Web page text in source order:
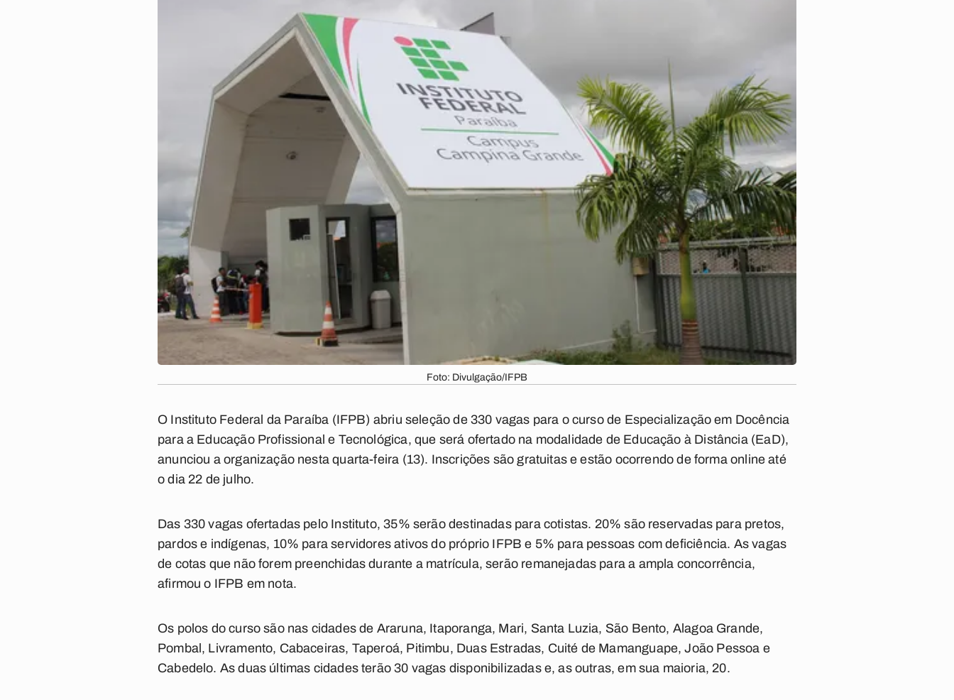
Foto: Divulgação/IFPB
O Instituto Federal da Paraíba (IFPB) abriu seleção de 330 vagas para o curso de Especialização em Docência
para a Educação Profissional e Tecnológica, que será ofertado na modalidade de Educação à Distância (EaD),
anunciou a organização nesta quarta-feira (13). Inscrições são gratuitas e estão ocorrendo de forma online até
o dia 22 de julho.
Das 330 vagas ofertadas pelo Instituto, 35% serão destinadas para cotistas. 20% são reservadas para pretos,
pardos e indígenas, 10% para servidores ativos do próprio IFPB e 5% para pessoas com deficiência. As vagas
de cotas que não forem preenchidas durante a matrícula, serão remanejadas para a ampla concorrência,
afirmou o IFPB em nota.
Os polos do curso são nas cidades de Araruna, Itaporanga, Mari, Santa Luzia, São Bento, Alagoa Grande,
Pombal, Livramento, Cabaceiras, Taperoá, Pitimbu, Duas Estradas, Cuité de Mamanguape, João Pessoa e
Cabedelo. As duas últimas cidades terão 30 vagas disponibilizadas e, as outras, em sua maioria, 20.